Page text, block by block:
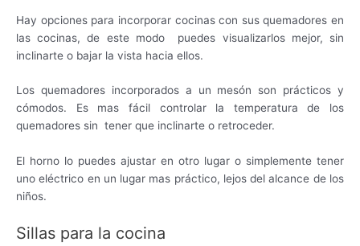
Hay opciones para incorporar cocinas con sus quemadores en
las cocinas, de este modo puedes visualizarlos mejor, sin
inclinarte o bajar la vista hacia ellos.
Los quemadores incorporados a un mesón son prácticos y
cómodos. Es mas fácil controlar la temperatura de los
quemadores sin tener que inclinarte o retroceder.
El horno lo puedes ajustar en otro lugar o simplemente tener
uno eléctrico en un lugar mas práctico, lejos del alcance de los
niños.
Sillas para la cocina